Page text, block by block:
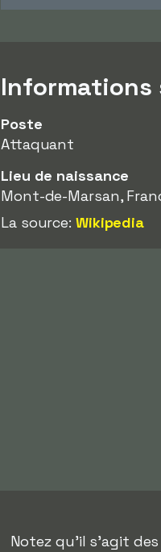
Informations
Poste
Attaquant
Lieu de naissance
Mont-de-Marsan,
La source: Wikipedia
Notez qu'il s'agit